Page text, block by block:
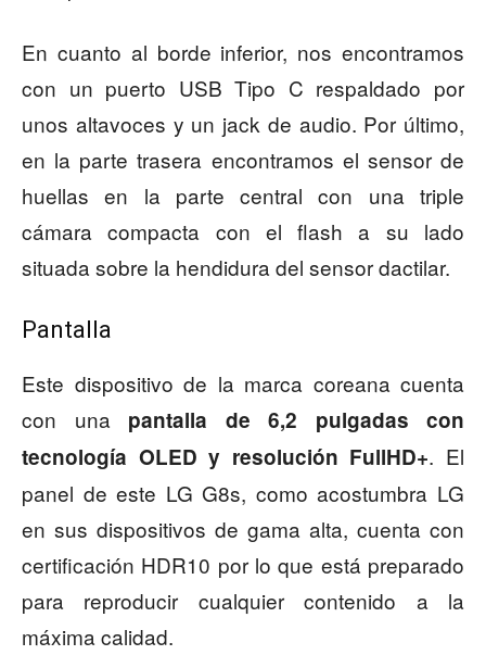
En cuanto al borde inferior, nos encontramos
con un puerto USB Tipo C respaldado por
unos altavoces y un jack de audio. Por último,
en la parte trasera encontramos el sensor de
huellas en la parte central con una triple
cámara compacta con el flash a su lado
situada sobre la hendidura del sensor dactilar.
Pantalla
Este dispositivo de la marca coreana cuenta
con una pantalla de 6,2 pulgadas con
tecnología OLED y resolución FullHD+. El
panel de este LG G8s, como acostumbra LG
en sus dispositivos de gama alta, cuenta con
certificación HDR10 por lo que está preparado
para reproducir cualquier contenido a la
máxima calidad.